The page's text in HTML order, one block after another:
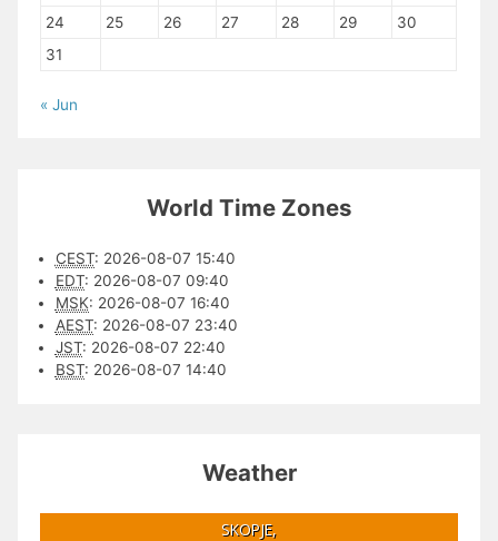
24
25 26 27 28 29
30
31
« Jun
World Time Zones
CEST: 2026-08-07 15:40
EDT: 2026-08-07 09:40
MSK: 2026-08-07 16:40
AEST: 2026-08-07 23:40
JST: 2026-08-07 22:40
BST: 2026-08-07 14:40
Weather
SKOPJE,